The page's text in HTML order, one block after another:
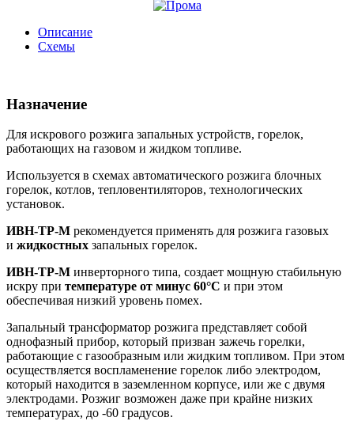
Описание
Схемы
Назначение
Для искрового розжига запальных устройств, горелок,
работающих на газовом и жидком топливе.
Используется в схемах автоматического розжига блочных
горелок, котлов, тепловентиляторов, технологических
установок.
ИВН-ТР-М рекомендуется применять для розжига газовых
и жидкостных запальных горелок.
ИВН-ТР-М инверторного типа, создает мощную стабильную
искру при температуре от минус 60°С и при этом
обеспечивая низкий уровень помех.
Запальный трансформатор розжига представляет собой
однофазный прибор, который призван зажечь горелки,
работающие с газообразным или жидким топливом. При этом
осуществляется воспламенение горелок либо электродом,
который находится в заземленном корпусе, или же с двумя
электродами. Розжиг возможен даже при крайне низких
температурах, до -60 градусов.